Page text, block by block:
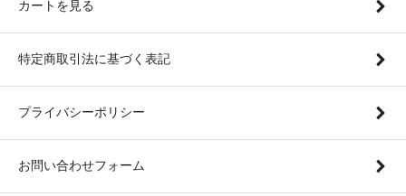
カートを見る
特定商取引法に基づく表記
プライバシーポリシー
お問い合わせフォーム